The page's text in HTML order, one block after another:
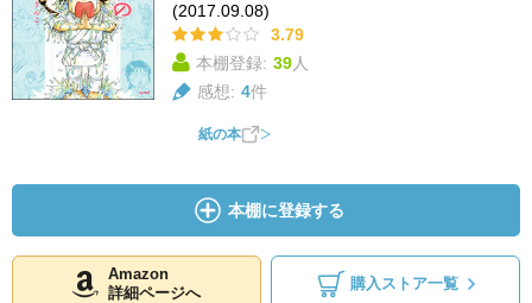
(2017.09.08)
3.79
本棚登録: 39人
感想: 4件
紙の本
本棚に登録する
Amazon
詳細ページへ
購入ストア一覧